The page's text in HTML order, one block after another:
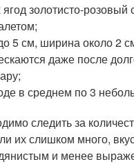
золотисто-розовый
5 см, ширина около 2
даже после
в среднем по 3
следить за
их слишком много,
и менее